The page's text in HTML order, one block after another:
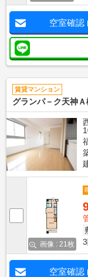
空室確認
賃貸マンション
グランパ－ク天神Ａ
画像 : 21枚
空室確認